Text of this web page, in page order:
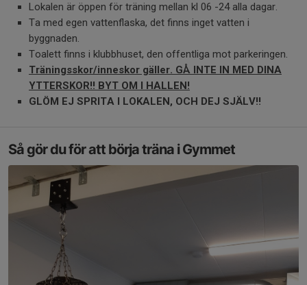
Lokalen är öppen för träning mellan kl 06 -24 alla dagar.
Ta med egen vattenflaska, det finns inget vatten i
byggnaden.
Toalett finns i klubbhuset, den offentliga mot parkeringen.
Träningsskor/inneskor gäller. GÅ INTE IN MED DINA
YTTERSKOR!! BYT OM I HALLEN!
GLÖM EJ SPRITA I LOKALEN, OCH DEJ SJÄLV!!
Så gör du för att börja träna i Gymmet